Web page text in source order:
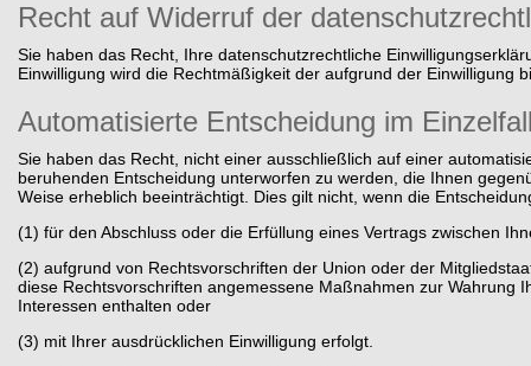
Recht auf Widerruf der
Sie haben das Recht, Ihre datenschutzrechtliche
Einwilligung wird die Rechtmäßigkeit der aufgrund der Einwilligung
Automatisierte Entscheidung im
Sie haben das Recht, nicht einer ausschließlich auf einer
beruhenden Entscheidung unterworfen zu werden, die Ihnen
Weise erheblich beeinträchtigt. Dies gilt nicht, wenn die
(1) für den Abschluss oder die Erfüllung eines Vertrags zwischen
(2) aufgrund von Rechtsvorschriften der Union oder der
diese Rechtsvorschriften angemessene Maßnahmen zur Wahrung
Interessen enthalten oder
(3) mit Ihrer ausdrücklichen Einwilligung erfolgt.